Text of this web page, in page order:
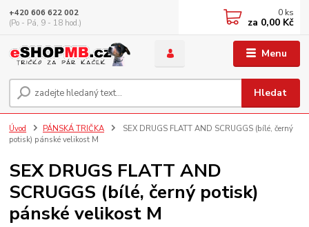
Menu
Hledat
+420 606 622 002
(Po - Pá, 9 - 18 hod.)
0 ks
za 0,00 Kč
Úvod PÁNSKÁ TRIČKA
SEX DRUGS FLATT AND SCRUGGS (bílé, černý
potisk) pánské velikost M
SEX DRUGS FLATT AND
SCRUGGS (bílé, černý potisk)
pánské velikost M